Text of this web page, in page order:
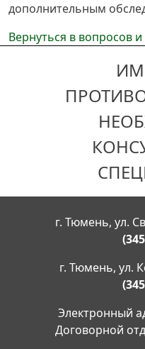
дополнительным
Вернуться в вопросов и
г. Тюмень, ул.
г. Тюмень, ул.
Электронный
Договорной